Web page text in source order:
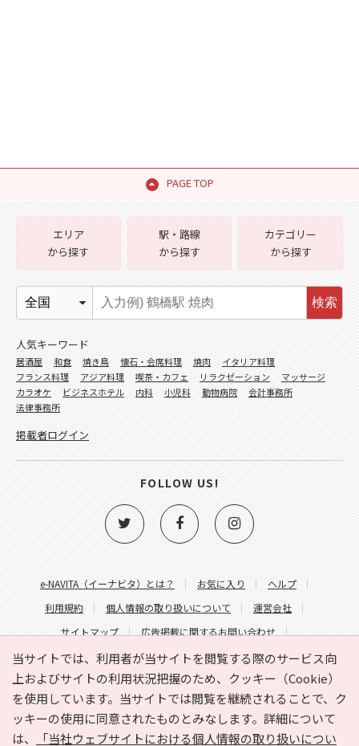
PAGE TOP
当サイトでは、利用者が当サイトを閲覧する際のサービス向
上およびサイトの利用状況把握のため、クッキー（Cookie）
を使用しています。当サイトでは閲覧を継続されることで、ク
ッキーの使用に同意されたものとみなします。詳細について
は、
「当社ウェブサイトにおける個人情報の取り扱いについ
e-NAVITA（イーナビタ）とは？ お気に入り
ヘルプ
利用規約
個人情報の取り扱いについて
運営会社
サイトマップ
広告掲載に関するお問い合わせ
サイトの内容に関するお問い合わせ
エリア
から探す
駅・路線
から探す
カテゴリー
から探す
検索
人気キーワード
居酒屋 和食 焼き鳥 懐石・会席料理 焼肉
イタリア料理
フランス料理
アジア料理 喫茶・カフェ リラクゼーション
マッサージ
カラオケ
ビジネスホテル 内科 小児科 動物病院
会計事務所
法律事務所
掲載者ログイン
FOLLOW US!